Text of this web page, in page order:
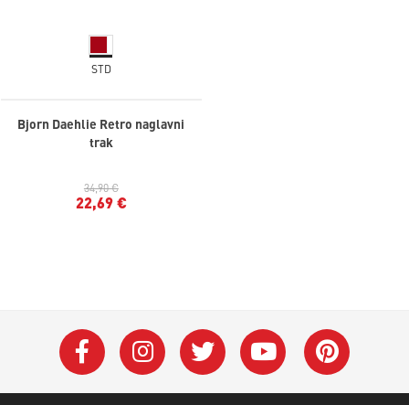
STD
Bjorn Daehlie Retro naglavni
trak
34,90 €
22,69 €